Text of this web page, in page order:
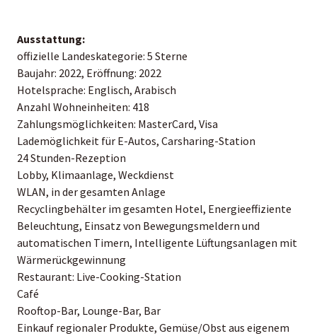
Ausstattung:
offizielle Landeskategorie: 5 Sterne
Baujahr: 2022, Eröffnung: 2022
Hotelsprache: Englisch, Arabisch
Anzahl Wohneinheiten: 418
Zahlungsmöglichkeiten: MasterCard, Visa
Lademöglichkeit für E-Autos, Carsharing-Station
24 Stunden-Rezeption
Lobby, Klimaanlage, Weckdienst
WLAN, in der gesamten Anlage
Recyclingbehälter im gesamten Hotel, Energieeffiziente
Beleuchtung, Einsatz von Bewegungsmeldern und
automatischen Timern, Intelligente Lüftungsanlagen mit
Wärmerückgewinnung
Restaurant: Live-Cooking-Station
Café
Rooftop-Bar, Lounge-Bar, Bar
Einkauf regionaler Produkte, Gemüse/Obst aus eigenem